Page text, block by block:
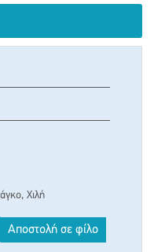
Χιλή
Αποστολή σε φίλο